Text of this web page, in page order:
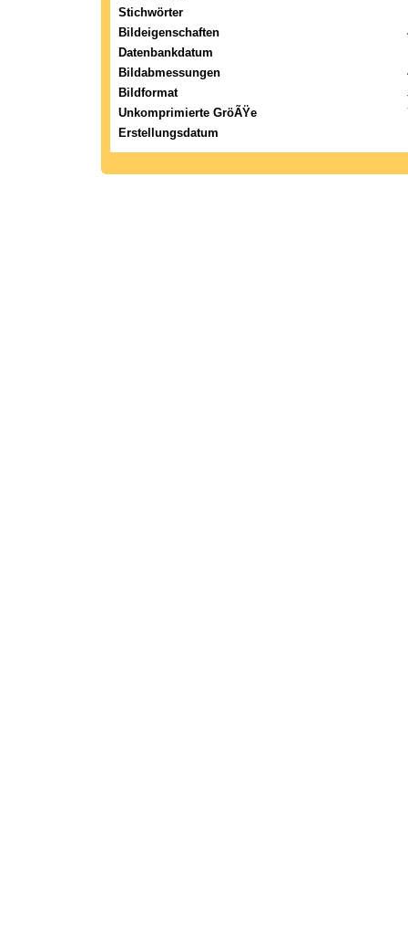
Stichwörter
Bildeigenschaften
Datenbankdatum
Bildabmessungen
Bildformat
Unkomprimierte GröÃŸe
Erstellungsdatum